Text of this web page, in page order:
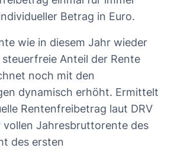
Betrag in Euro.
wie in diesem Jahr wieder
Anteil der Rente
noch mit den
dynamisch erhöht. Ermittelt
Rentenfreibetrag laut DRV
vollen Jahresbruttorente des
des ersten